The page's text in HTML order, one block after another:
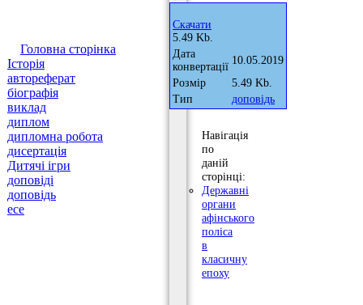
Головна сторінка
Історія
автореферат
біографія
виклад
диплом
дипломна робота
дисертація
Дитячі ігри
доповіді
доповідь
есе
Скачати
5.49 Kb.
Дата
конвертації
10.05.2019
Розмір
5.49 Kb.
Тип
доповідь
Навігація
по
даній
сторінці:
Державні
органи
афінського
поліса
в
класичну
епоху